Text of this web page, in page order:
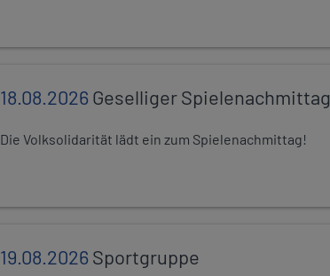
18.08.2026Geselliger Spielenachmittag
Die Volksolidarität lädt ein zum Spielenachmittag!
19.08.2026Sportgruppe